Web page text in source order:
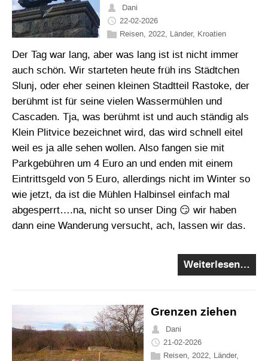
Dani
22-02-2026
Reisen, 2022, Länder, Kroatien
Der Tag war lang, aber was lang ist ist nicht immer
auch schön. Wir starteten heute früh ins Städtchen
Slunj, oder eher seinen kleinen Stadtteil Rastoke, der
berühmt ist für seine vielen Wassermühlen und
Cascaden. Tja, was berühmt ist und auch ständig als
Klein Plitvice bezeichnet wird, das wird schnell eitel
weil es ja alle sehen wollen. Also fangen sie mit
Parkgebühren um 4 Euro an und enden mit einem
Eintrittsgeld von 5 Euro, allerdings nicht im Winter so
wie jetzt, da ist die Mühlen Halbinsel einfach mal
abgesperrt….na, nicht so unser Ding 😏 wir haben
dann eine Wanderung versucht, ach, lassen wir das.
Weiterlesen…
Grenzen ziehen
Dani
21-02-2026
Reisen, 2022, Länder,